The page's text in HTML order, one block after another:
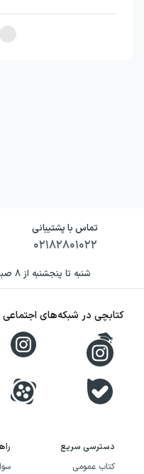
تماس با پشتیبانی
۰۲۱۸۲۸۰۱۰۲۲
شنبه تا پنجشنبه از ۸ صبح تا ۱۸ عصر بجز روزهای تعطیل
دسترسی سریع
کتاب عمومی
کتابچی در شبکه‌های اجتماعی